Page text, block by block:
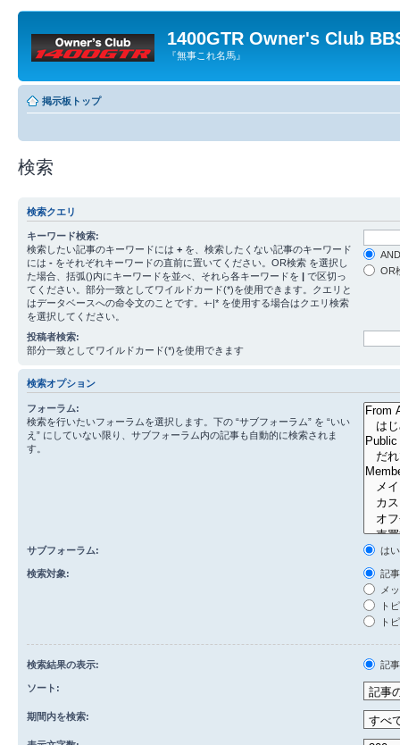
1400GTR Owner's Club
『無事これ名馬』
掲示板トップ
検索
検索クエリ
キーワード検索:
検索したい記事のキーワードには + を、検索したくない記事のキーワード
には - をそれぞれキーワードの直前に置いてください。OR検索 を選択し
た場合、括弧()内にキーワードを並べ、それら各キーワードを | で区切っ
てください。部分一致としてワイルドカード(*)を使用できます。クエリと
はデータベースへの命令文のことです。+-|* を使用する場合はクエリ検索
を選択してください。
OR
投稿者検索:
部分一致としてワイルドカード(*)を使用できます
検索オプション
フォーラム:
検索を行いたいフォーラムを選択します。下の “サブフォーラム” を “いい
え” にしていない限り、サブフォーラム内の記事も自動的に検索されま
す。
サブフォーラム: はい
検索対象:
記
メ
ト
ト
検索結果の表示: 記事
ソート:
期間内を検索: